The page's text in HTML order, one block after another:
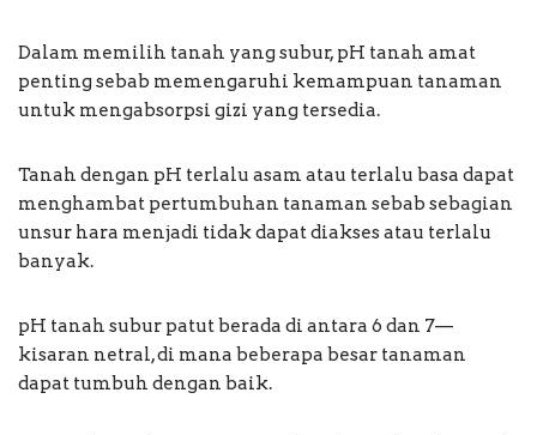
Dalam memilih tanah yang subur, pH tanah amat
penting sebab memengaruhi kemampuan tanaman
untuk mengabsorpsi gizi yang tersedia.
Tanah dengan pH terlalu asam atau terlalu basa dapat
menghambat pertumbuhan tanaman sebab sebagian
unsur hara menjadi tidak dapat diakses atau terlalu
banyak.
pH tanah subur patut berada di antara 6 dan 7—
kisaran netral, di mana beberapa besar tanaman
dapat tumbuh dengan baik.